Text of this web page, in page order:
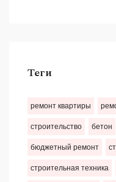
Теги
ремонт квартиры
строительство бетон
бюджетный ремонт
строительная техника